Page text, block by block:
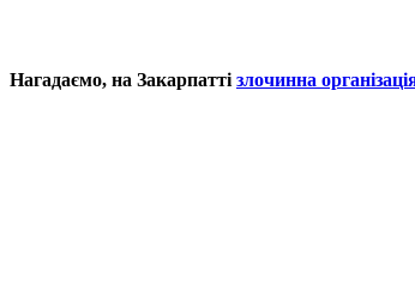
Нагадаємо, на Закарпатті злочинна